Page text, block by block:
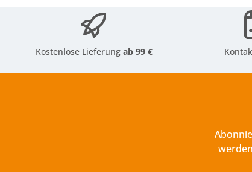
Kostenlose Lieferungab 99 €